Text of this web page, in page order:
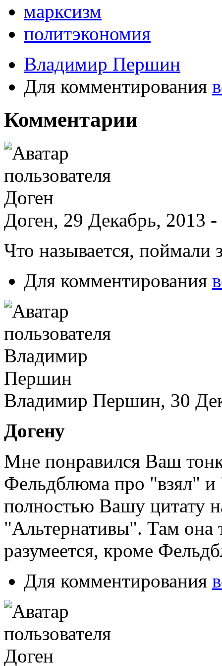
марксизм
политэкономия
Владимир Першин
Для комментирования
Комментарии
Доген, 29 Декабрь, 2013
Что называется, поймали
Для комментирования
Владимир Першин, 30
Догену
Мне понравился Ваш
Фельдблюма про "взял"
полностью Вашу цитату
"Альтернативы". Там она
разумеется, кроме
Для комментирования